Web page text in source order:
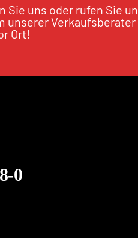
Sie uns oder rufen Sie
unserer
Ort!
0